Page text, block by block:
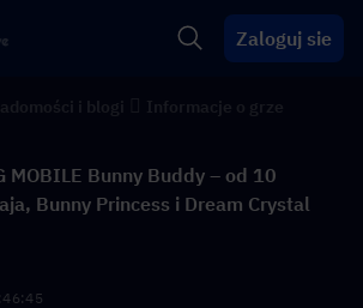
Zaloguj sie
MOBILE Bunny Buddy – od 10
Bunny Princess i Dream Crystal